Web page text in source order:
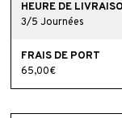
3/5 Journées
65,00€